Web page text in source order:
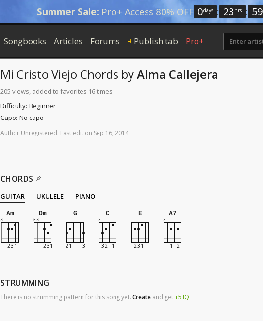
Summer Sale: Pro+ Access 80% OFF 0days : 23 hrs : 59
Songbooks Articles Forums + Publish tab Pro+
Mi Cristo Viejo Chords byAlma Callejera
205 views, added to favorites 16 times
Difficulty: Beginner
Capo: No capo
Author Unregistered. Last edit on Sep 16, 2014
CHORDS
GUITAR UKULELE
PIANO
Am
Dm G C E A7
STRUMMING
There is no strumming pattern for this song yet. Create and get+5 IQ